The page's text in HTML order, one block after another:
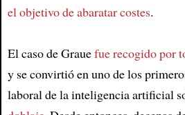
el objetivo de abaratar costes.
El caso de Grauefue recogido por
y se convirtió en uno de los
laboral de la inteligencia artificial